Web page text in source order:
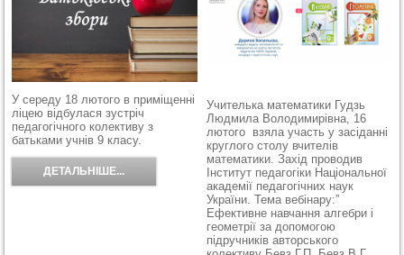
У середу 18 лютого в приміщенні
ліцею відбулася зустріч
педагогічного колективу з
батьками учнів 9 класу.
ДЕТАЛЬНІШЕ...
Учителька математики Гудзь
Людмила Володимирівна, 16
лютого взяла участь у засіданні
круглого столу вчителів
математики. Захід проводив
Інститут педагогіки Національної
академії педагогічних наук
України. Тема вебінару:”
Ефективне навчання алгебри і
геометрії за допомогою
підручників авторського